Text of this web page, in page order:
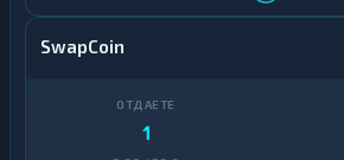
SwapCoin
1